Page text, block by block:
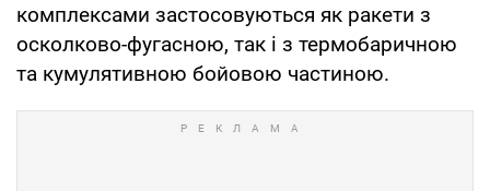
комплексами застосовуються як ракети з
осколково-фугасною, так і з термобаричною
та кумулятивною бойовою частиною.